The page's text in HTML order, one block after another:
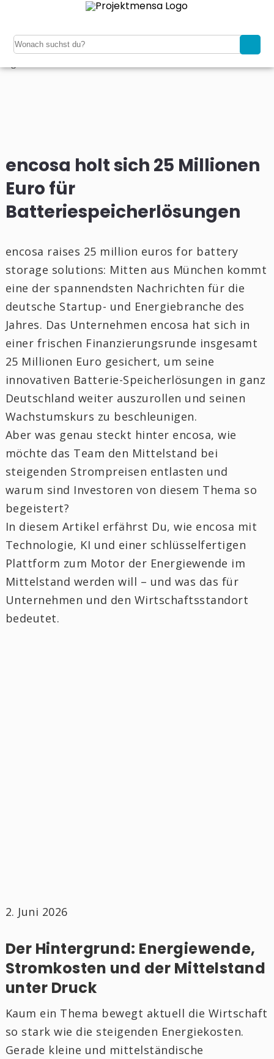
Verkaufen
Magazin
Registrieren
encosa holt sich 25 Millionen
Euro für
Batteriespeicherlösungen
encosa raises 25 million euros for battery
storage solutions: Mitten aus München kommt
eine der spannendsten Nachrichten für die
deutsche Startup- und Energiebranche des
Jahres. Das Unternehmen encosa hat sich in
einer frischen Finanzierungsrunde insgesamt
25 Millionen Euro gesichert, um seine
innovativen Batterie-Speicherlösungen in ganz
Deutschland weiter auszurollen und seinen
Wachstumskurs zu beschleunigen.
Aber was genau steckt hinter encosa, wie
möchte das Team den Mittelstand bei
steigenden Strompreisen entlasten und
warum sind Investoren von diesem Thema so
begeistert?
In diesem Artikel erfährst Du, wie encosa mit
Technologie, KI und einer schlüsselfertigen
Plattform zum Motor der Energiewende im
Mittelstand werden will – und was das für
Unternehmen und den Wirtschaftsstandort
bedeutet.
2. Juni 2026
Der Hintergrund: Energiewende,
Stromkosten und der Mittelstand
unter Druck
Kaum ein Thema bewegt aktuell die Wirtschaft
so stark wie die steigenden Energiekosten.
Gerade kleine und mittelständische